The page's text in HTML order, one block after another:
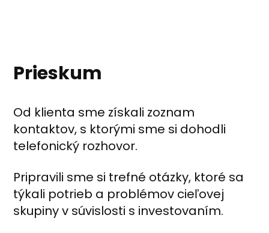
Prieskum
Od klienta sme získali zoznam
kontaktov, s ktorými sme si dohodli
telefonický rozhovor.
Pripravili sme si trefné otázky, ktoré sa
týkali potrieb a problémov cieľovej
skupiny v súvislosti s investovaním.